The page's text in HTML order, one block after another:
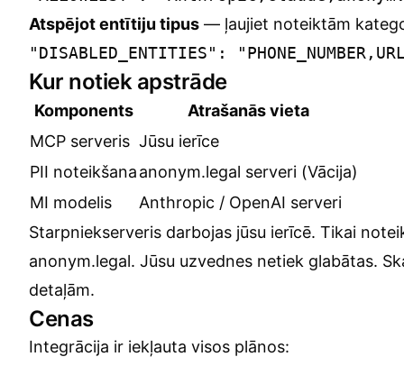
Atspējot entītiju tipus — ļaujiet noteiktām
Kur notiek apstrāde
Komponents
Atrašanās vieta
MCP serveris Jūsu ierīce
PII noteikšanaanonym.legal serveri (Vācija)
MI modelis
Anthropic / OpenAI serveri
Starpniekserveris darbojas jūsu ierīcē. Tikai
anonym.legal. Jūsu uzvednes netiek glabātas.
detaļām.
Cenas
Integrācija ir iekļauta visos plānos: